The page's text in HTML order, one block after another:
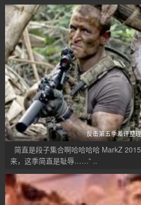
反击第五季差评整理
简直是段子集合啊哈哈哈哈 MarkZ
来，这季简直是耻辱……” ..